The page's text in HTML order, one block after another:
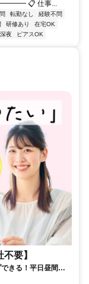
📋 仕事...
転勤なし
経験不問
研修あり
在宅OK
深夜 ピアスOK
要】
きる！平日昼間３h